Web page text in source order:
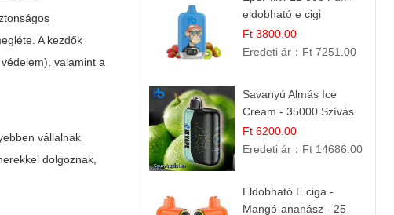
A kezdők
valamint a
vállalnak
dolgoznak,
eldobható e cigi
Ft 3800.00
Eredeti ár： Ft 7251.00
Savanyú Almás Ice
Cream - 35000 Szívás
elektromos cigi
Ft 6200.00
Eredeti ár： Ft 14686.00
Eldobható E ciga -
Mangó-ananász - 25